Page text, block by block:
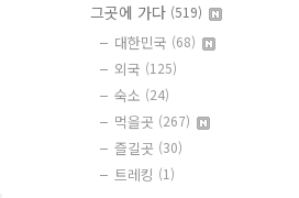
그곳에 가다 (519)
대한민국 (68)
외국 (125)
숙소 (24)
먹을곳 (267)
즐길곳 (30)
트레킹 (1)